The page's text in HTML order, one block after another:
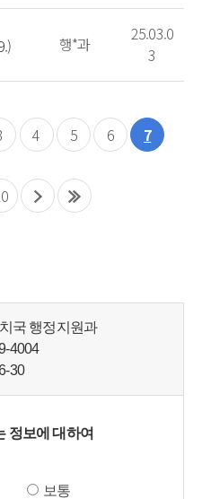
행*과
25.03.0
3
4 5 6 7
국 행정지원과
4004
30
정보에 대하여
보통